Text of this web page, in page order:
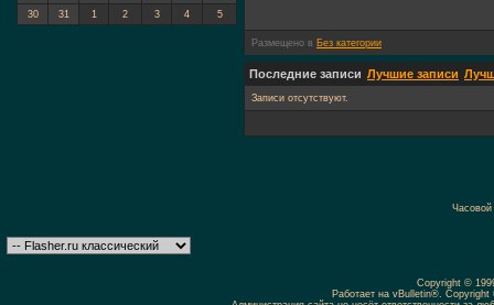
Размещено в Без категории
Последние записи Лучшие записи
Записи отсутствуют.
30
31 1 2 3 4 5
Copyright ©
Работает на vBulletin®.